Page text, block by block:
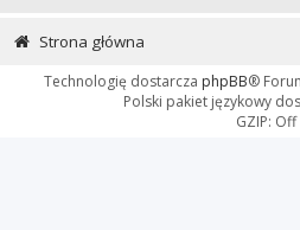
Strona główna
Technologię dostarcza phpBB®
Polski pakiet językowy
GZIP: Off